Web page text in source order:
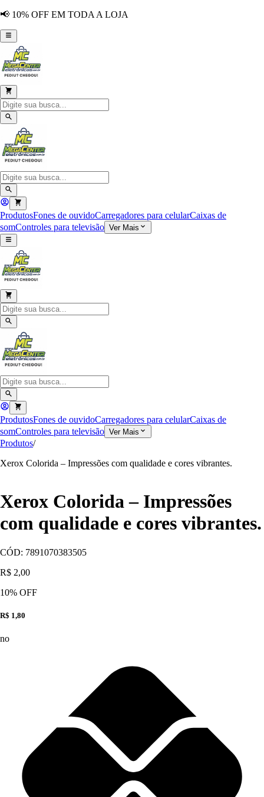
📢 10% OFF EM TODA A LOJA
ProdutosFones de ouvidoCarregadores para celularCaixas de
somControles para televisão Ver Mais
ProdutosFones de ouvidoCarregadores para celularCaixas de
somControles para televisão Ver Mais
Produtos/
Xerox Colorida – Impressões com qualidade e cores vibrantes.
Xerox Colorida – Impressões
com qualidade e cores vibrantes.
CÓD: 7891070383505
R$ 2,00
10% OFF
R$ 1,80
no